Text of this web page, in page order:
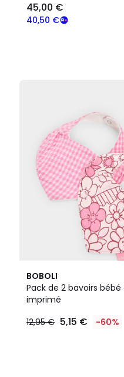
40,50 €
45,00 €
BOBOLI
Pack de 2 bavoirs
imprimé
12,95 € 5,15 € -60%